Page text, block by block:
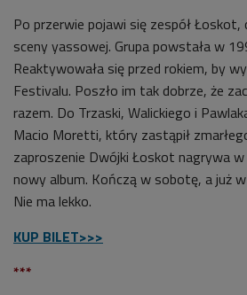
Po przerwie pojawi się zespół Łoskot,
sceny yassowej. Grupa powstała w
Reaktywowała się przed rokiem, by
Festivalu. Poszło im tak dobrze, że
razem. Do Trzaski, Walickiego i
Macio Moretti, który zastąpił
zaproszenie Dwójki Łoskot nagrywa
nowy album. Kończą w sobotę, a już
Nie ma lekko.
KUP BILET>>>
***